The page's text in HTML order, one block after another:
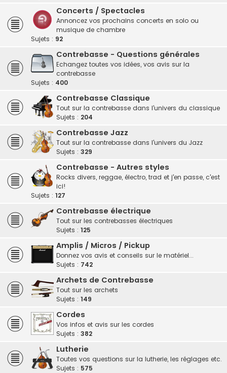
Concerts / Spectacles
Annoncez vos prochains concerts en solo ou
musique de chambre
Sujets : 92
Contrebasse - Questions générales
Echangez toutes vos idées, vos avis sur la
contrebasse
Sujets : 400
Contrebasse Classique
Tout sur la contrebasse dans l'univers du classique
Sujets : 204
Contrebasse Jazz
Tout sur la contrebasse dans l'univers du Jazz
Sujets : 329
Contrebasse - Autres styles
Rocks divers, reggae, électro, trad et j'en passe, c'est
ici!
Sujets : 127
Contrebasse électrique
Tout sur les contrebasses électriques
Sujets : 125
Amplis / Micros / Pickup
Donnez vos avis et conseils sur le matériel...
Sujets : 742
Archets de Contrebasse
Tout sur les archets
Sujets : 149
Cordes
Vos infos et avis sur les cordes
Sujets : 382
Lutherie
Toutes vos questions sur la lutherie, les réglages etc.
Sujets : 575